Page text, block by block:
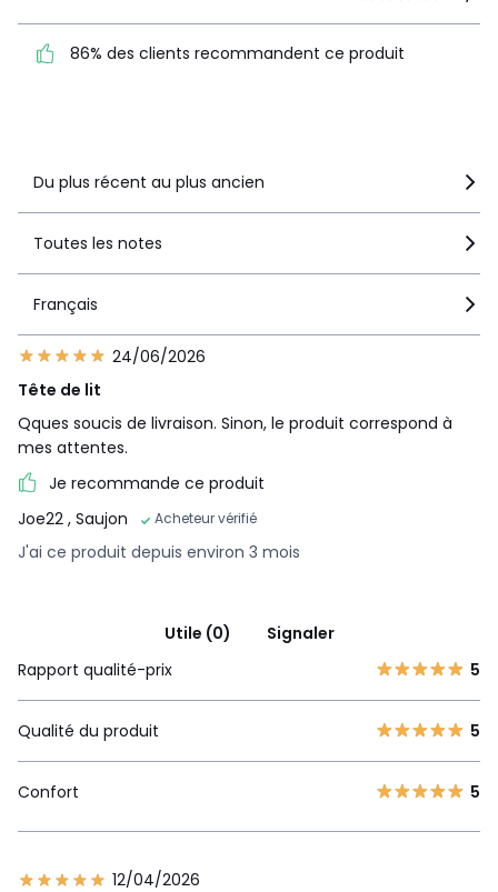
recommandent ce produit
86% des clients recommandent ce produit
Du plus récent au plus ancien
Toutes les notes
Français
24/06/2026
Tête de lit
Qques soucis de livraison. Sinon, le produit correspond à
mes attentes.
Je recommande ce produit
Joe22 , Saujon Acheteur vérifié
J'ai ce produit depuis environ 3 mois
Utile (0)
Signaler
Rapport qualité-prix
5
Qualité du produit 5
Confort 5
12/04/2026